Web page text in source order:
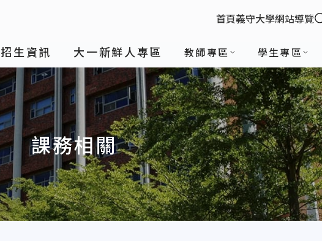
:::
首頁義守大學網站導覽
招生資訊 大一新鮮人專區 教師專區 學生專區
課務相關